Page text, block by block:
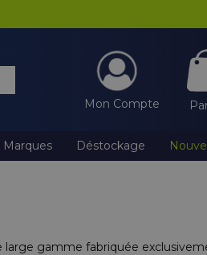
Mon Compte
Marques Déstockage
large gamme fabriquée